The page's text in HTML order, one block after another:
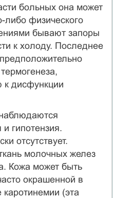
больных она может
либо физического
бывают запоры
к холоду. Последнее
дис­функции
гипотензия.
отсутствует.
молочных желез
Кожа может быть
окрашенной в
каротинемии (эта